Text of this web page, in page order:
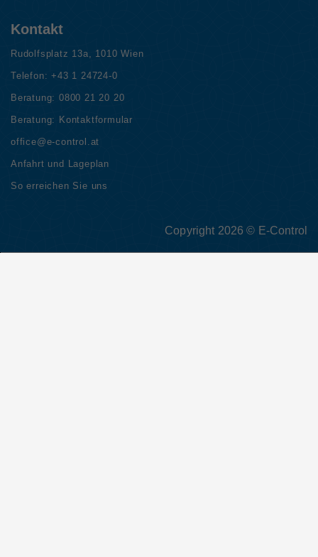
Kontakt
Rudolfsplatz 13a, 1010 Wien
Telefon:+43 1 24724-0
Beratung: 0800 21 20 20
Beratung: Kontaktformular
office@e-control.at
Anfahrt und Lageplan
So erreichen Sie uns
Copyright 2026 © E-Control